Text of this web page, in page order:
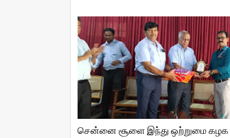
சென்னை சூளை இந்து ஒற்றுமை கழக